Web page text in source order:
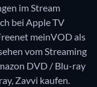
im Stream
bei Apple TV
meinVOD als
vom Streaming
DVD / Blu-ray
Zavvi kaufen.